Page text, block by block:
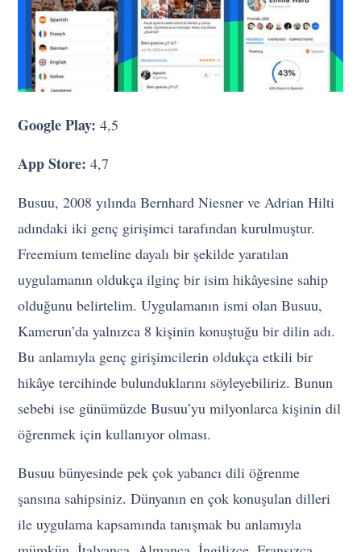
Google Play: 4,5
App Store: 4,7
Busuu, 2008 yılında Bernhard Niesner ve Adrian Hilti
adındaki iki genç girişimci tarafından kurulmuştur.
Freemium temeline dayalı bir şekilde yaratılan
uygulamanın oldukça ilginç bir isim hikâyesine sahip
olduğunu belirtelim. Uygulamanın ismi olan Busuu,
Kamerun’da yalnızca 8 kişinin konuştuğu bir dilin adı.
Bu anlamıyla genç girişimcilerin oldukça etkili bir
hikâye tercihinde bulunduklarını söyleyebiliriz. Bunun
sebebi ise günümüzde Busuu’yu milyonlarca kişinin dil
öğrenmek için kullanıyor olması.
Busuu bünyesinde pek çok yabancı dili öğrenme
şansına sahipsiniz. Dünyanın en çok konuşulan dilleri
ile uygulama kapsamında tanışmak bu anlamıyla